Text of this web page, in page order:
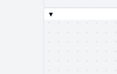
▾